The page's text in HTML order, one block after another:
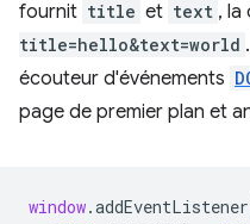
fournit title et text , la
title=hello&text=world
écouteur d'événements
page de premier plan et
window.addEventListener